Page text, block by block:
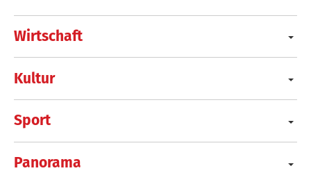
Wirtschaft
Kultur
Sport
Panorama